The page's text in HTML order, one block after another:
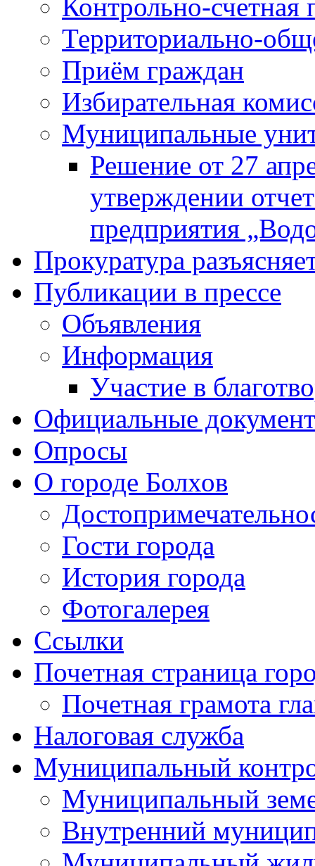
Контрольно-счетная
Территориально-
Приём граждан
Избирательная
Муниципальные
Решение от 27
утверждении
предприятия
Прокуратура
Публикации в прессе
Объявления
Информация
Участие в
Официальные
Опросы
О городе Болхов
Гости города
История города
Фотогалерея
Ссылки
Почетная страница
Почетная грамота
Налоговая служба
Муниципальный
Муниципальный
Внутренний